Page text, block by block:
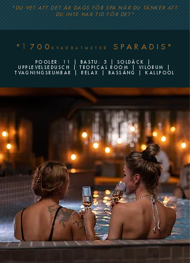
"DU VET ATT DET ÄR DAGS FÖR SPA NÄR DU TÄNKER ATT
DU INTE HAR TID FÖR DET"
"1700KVADRATMETER SPARADIS"
POOLER: 11 | BASTU: 5 | SOLDÄCK |
UPPLEVELSEDUSCH | TROPICAL ROOM | VILORUM |
TVAGNINGSRUMBAR | RELAX | BASSÄNG | KALLPOOL